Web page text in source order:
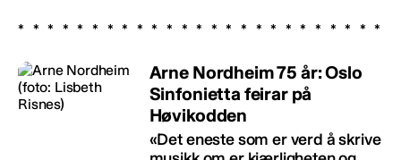
Arne Nordheim 75 år: Oslo
Sinfonietta feirar på
Høvikodden
«Det eneste som er verd å skrive